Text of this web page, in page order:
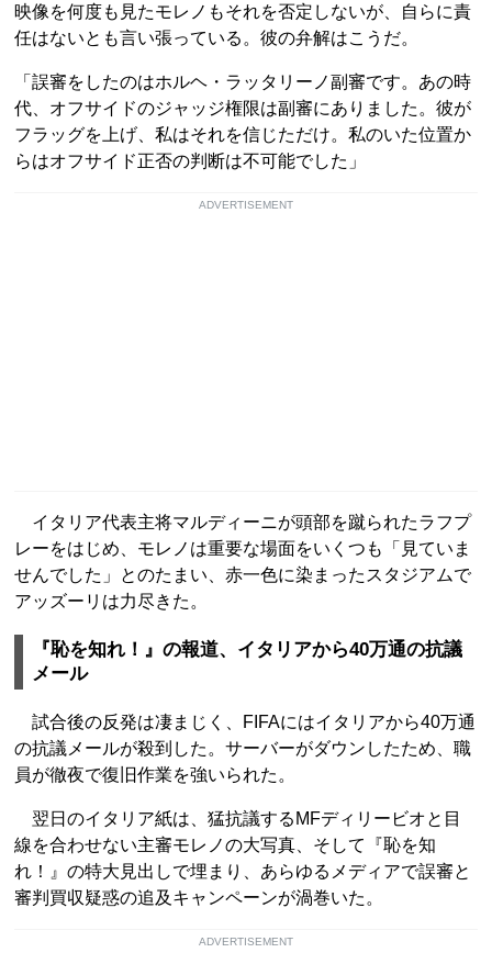
映像を何度も見たモレノもそれを否定しないが、自らに責
任はないとも言い張っている。彼の弁解はこうだ。
「誤審をしたのはホルヘ・ラッタリーノ副審です。あの時
代、オフサイドのジャッジ権限は副審にありました。彼が
フラッグを上げ、私はそれを信じただけ。私のいた位置か
らはオフサイド正否の判断は不可能でした」
ADVERTISEMENT
イタリア代表主将マルディーニが頭部を蹴られたラフプ
レーをはじめ、モレノは重要な場面をいくつも「見ていま
せんでした」とのたまい、赤一色に染まったスタジアムで
アッズーリは力尽きた。
『恥を知れ！』の報道、イタリアから40万通の抗議
メール
試合後の反発は凄まじく、FIFAにはイタリアから40万通
の抗議メールが殺到した。サーバーがダウンしたため、職
員が徹夜で復旧作業を強いられた。
翌日のイタリア紙は、猛抗議するMFディリービオと目
線を合わせない主審モレノの大写真、そして『恥を知
れ！』の特大見出しで埋まり、あらゆるメディアで誤審と
審判買収疑惑の追及キャンペーンが渦巻いた。
ADVERTISEMENT